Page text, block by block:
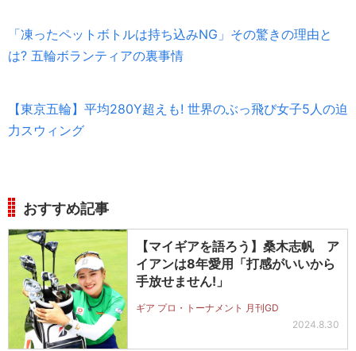
「凍ったペットボトルは持ち込みNG」その驚きの理由と
は? 五輪ボランティアの裏事情
【東京五輪】平均280Y超えも! 世界のぶっ飛び女子5人の迫
力スウィング
おすすめ記事
【マイギアを語ろう】桑木志帆 ア
イアンは8年愛用「打感がいいから
手放せません!」
ギア プロ・トーナメント 月刊GD
2024.8.30